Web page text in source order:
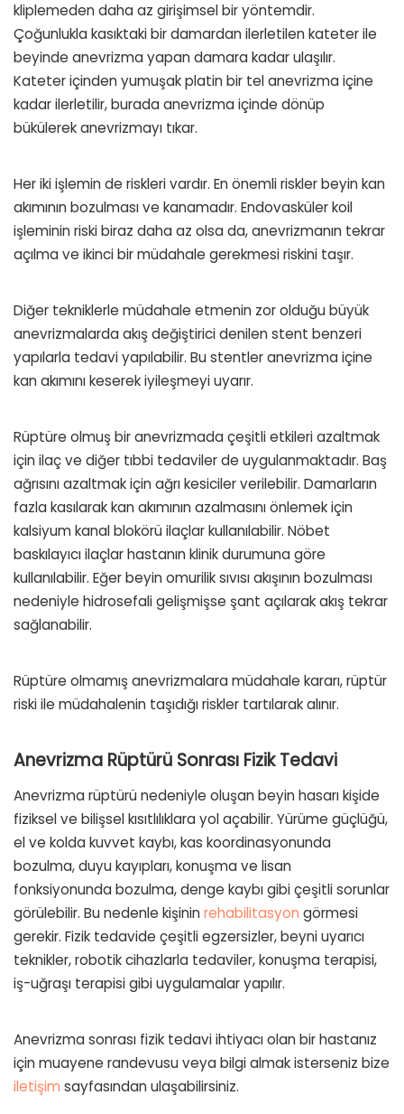
kliplemeden daha az girişimsel bir yöntemdir.
Çoğunlukla kasıktaki bir damardan ilerletilen kateter ile
beyinde anevrizma yapan damara kadar ulaşılır.
Kateter içinden yumuşak platin bir tel anevrizma içine
kadar ilerletilir, burada anevrizma içinde dönüp
bükülerek anevrizmayı tıkar.
Her iki işlemin de riskleri vardır. En önemli riskler beyin kan
akımının bozulması ve kanamadır. Endovasküler koil
işleminin riski biraz daha az olsa da, anevrizmanın tekrar
açılma ve ikinci bir müdahale gerekmesi riskini taşır.
Diğer tekniklerle müdahale etmenin zor olduğu büyük
anevrizmalarda akış değiştirici denilen stent benzeri
yapılarla tedavi yapılabilir. Bu stentler anevrizma içine
kan akımını keserek iyileşmeyi uyarır.
Rüptüre olmuş bir anevrizmada çeşitli etkileri azaltmak
için ilaç ve diğer tıbbi tedaviler de uygulanmaktadır. Baş
ağrısını azaltmak için ağrı kesiciler verilebilir. Damarların
fazla kasılarak kan akımının azalmasını önlemek için
kalsiyum kanal blokörü ilaçlar kullanılabilir. Nöbet
baskılayıcı ilaçlar hastanın klinik durumuna göre
kullanılabilir. Eğer beyin omurilik sıvısı akışının bozulması
nedeniyle hidrosefali gelişmişse şant açılarak akış tekrar
sağlanabilir.
Rüptüre olmamış anevrizmalara müdahale kararı, rüptür
riski ile müdahalenin taşıdığı riskler tartılarak alınır.
Anevrizma Rüptürü Sonrası Fizik Tedavi
Anevrizma rüptürü nedeniyle oluşan beyin hasarı kişide
fiziksel ve bilişsel kısıtlılıklara yol açabilir. Yürüme güçlüğü,
el ve kolda kuvvet kaybı, kas koordinasyonunda
bozulma, duyu kayıpları, konuşma ve lisan
fonksiyonunda bozulma, denge kaybı gibi çeşitli sorunlar
görülebilir. Bu nedenle kişinin rehabilitasyon görmesi
gerekir. Fizik tedavide çeşitli egzersizler, beyni uyarıcı
teknikler, robotik cihazlarla tedaviler, konuşma terapisi,
iş-uğraşı terapisi gibi uygulamalar yapılır.
Anevrizma sonrası fizik tedavi ihtiyacı olan bir hastanız
için muayene randevusu veya bilgi almak isterseniz bize
iletişim sayfasından ulaşabilirsiniz.